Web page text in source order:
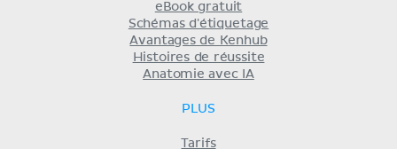
eBook gratuit
Schémas d'étiquetage
Avantages de Kenhub
Histoires de réussite
Anatomie avec IA
PLUS
Tarifs